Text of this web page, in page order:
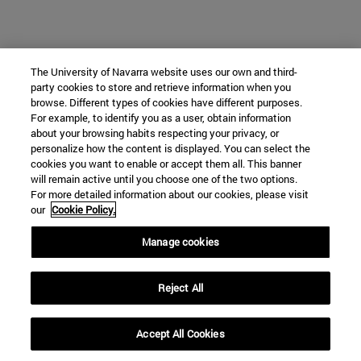
The University of Navarra website uses our own and third-
party cookies to store and retrieve information when you
browse. Different types of cookies have different purposes.
For example, to identify you as a user, obtain information
about your browsing habits respecting your privacy, or
personalize how the content is displayed. You can select the
cookies you want to enable or accept them all. This banner
will remain active until you choose one of the two options.
For more detailed information about our cookies, please visit
our Cookie Policy.
Manage cookies
Reject All
Accept All Cookies